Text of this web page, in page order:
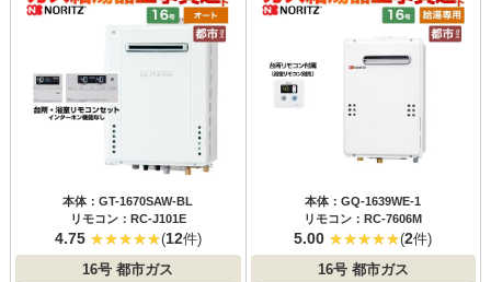
本体：GT-1670SAW-BL
リモコン：RC-J101E
4.75 (12件)
16号 都市ガス
本体：GQ-1639WE-1
リモコン：RC-7606M
5.00 (2件)
16号都市ガス